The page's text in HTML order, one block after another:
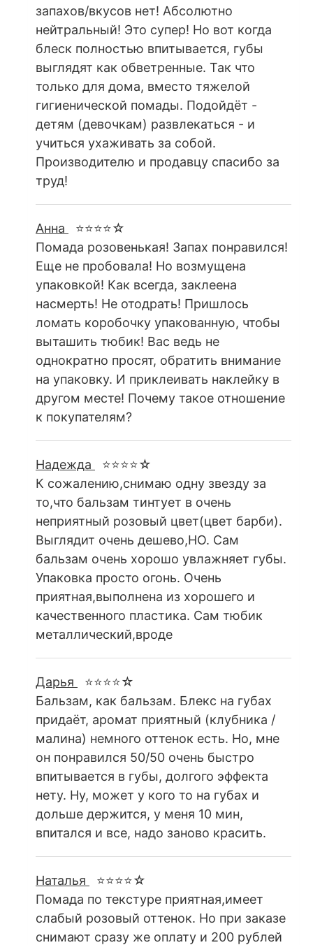
запахов/вкусов нет! Абсолютно
нейтральный! Это супер! Но вот когда
блеск полностью впитывается, губы
выглядят как обветренные. Так что
только для дома, вместо тяжелой
гигиенической помады. Подойдёт -
детям (девочкам) развлекаться - и
учиться ухаживать за собой.
Производителю и продавцу спасибо за
труд!
Анна
⭐⭐⭐⭐☆
Помада розовенькая! Запах понравился!
Еще не пробовала! Но возмущена
упаковкой! Как всегда, заклеена
насмерть! Не отодрать! Пришлось
ломать коробочку упакованную, чтобы
выташить тюбик! Вас ведь не
однократно просят, обратить внимание
на упаковку. И приклеивать наклейку в
другом месте! Почему такое отношение
к покупателям?
Надежда
⭐⭐⭐⭐☆
К сожалению,снимаю одну звезду за
то,что бальзам тинтует в очень
неприятный розовый цвет(цвет барби).
Выглядит очень дешево,НО. Сам
бальзам очень хорошо увлажняет губы.
Упаковка просто огонь. Очень
приятная,выполнена из хорошего и
качественного пластика. Сам тюбик
металлический,вроде
Дарья
⭐⭐⭐⭐☆
Бальзам, как бальзам. Блекс на губах
придаёт, аромат приятный (клубника /
малина) немного оттенок есть. Но, мне
он понравился 50/50 очень быстро
впитывается в губы, долгого эффекта
нету. Ну, может у кого то на губах и
дольше держится, у меня 10 мин,
впитался и все, надо заново красить.
Наталья
⭐⭐⭐⭐☆
Помада по текстуре приятная,имеет
слабый розовый оттенок. Но при заказе
снимают сразу же оплату и 200 рублей